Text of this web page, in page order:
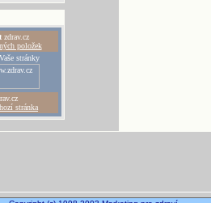
zdrav.cz
položek
stránky
stránka